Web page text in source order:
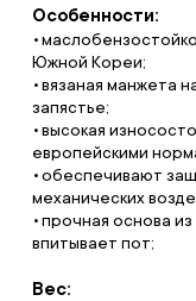
Особенности:
Южной Кореи;
вязаная манжета
запястье;
высокая
европейскими
обеспечивают
механических
прочная основа
впитывает пот;
Вес: